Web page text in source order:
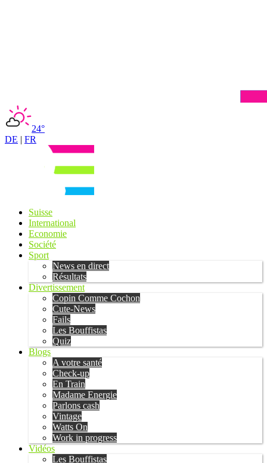
24°
DE | FR
Suisse
International
Economie
Société
Sport
News en direct
Résultats
Divertissement
Copin Comme Cochon
Cute-News
Fails
Les Bouffistas
Quiz
Blogs
A votre santé
Check-up
En Train
Madame Energie
Parlons cash
Vintage
Watts On
Work in progress
Vidéos
Les Bouffistas